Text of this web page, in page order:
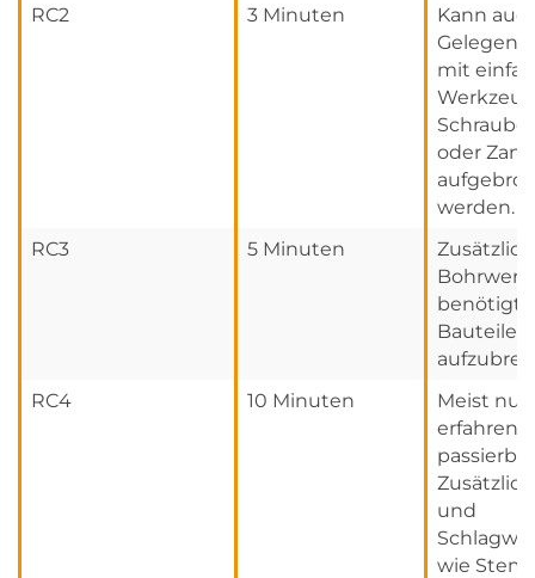
RC2
3 Minuten
Kann
mit
oder
werden.
RC3
5 Minuten
benötigt,
Bauteile
RC4
10 Minuten
Meist nur
und
wie